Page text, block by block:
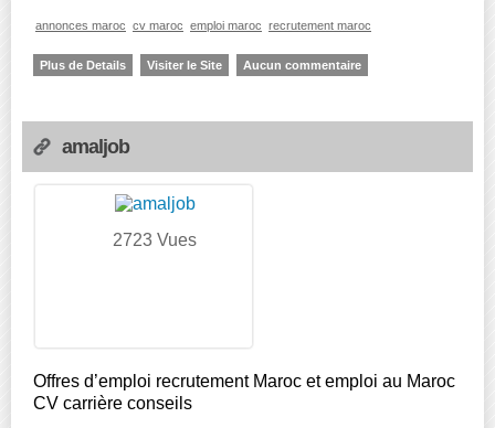
annonces maroc cv maroc emploi maroc recrutement maroc
Plus de Details Visiter le Site Aucun commentaire
amaljob
2723 Vues
Offres d’emploi recrutement Maroc et emploi au Maroc
CV carrière conseils